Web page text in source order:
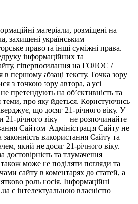
матеріали, розміщені на
захищені українським
право та інші суміжні права.
інформаційних та
гіперпосилання на ГОЛОС /
в першому абзаці тексту. Точка зору
з точкою зору автора, а усі
претендують на об’єктивність та
теми, про яку йдеться. Користуючись
що досяг 21-річного віку. У
21-річного віку — не розпочинайте
Сайтом. Адміністрація Сайту не
законність використання Сайту та
який не досяг 21-річного віку.
достовірність та тлумачення
також може не поділяти погляди та
сайту в коментарях до статей, а
роль носія. Інформаційні
є інтелектуальною власністю